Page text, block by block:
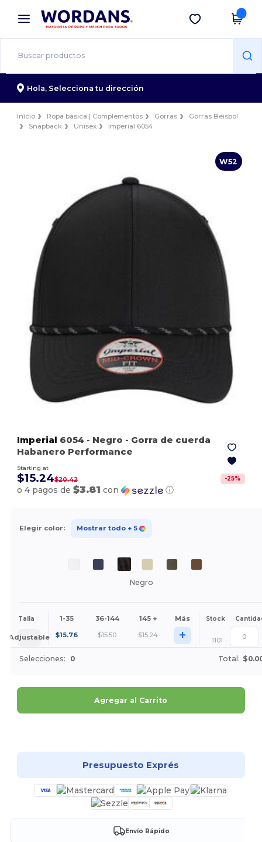
× App de Wordans
¡Mejores precios en app!
Descargar app
Hola, Selecciona tu dirección
Inicio Ropa básica | Complementos Gorras
Gorras Béisbol
Snapback
Unisex Imperial 6054
W52
Imperial 6054 - Negro - Gorra de cuerda
Habanero Performance
Starting at
$15.24$20.42 -25%
o 4 pagos de$3.81 con ⓘ
Elegir color: Mostrar todo + 5
Negro
Talla 1-35 36-144 145 + Más Stock
Adjustable $15.76 $15.50 $15.24 + 1101
Selecciones: 0 Total:
Agregar al Carrito
Presupuesto Exprés
Envío Rápido